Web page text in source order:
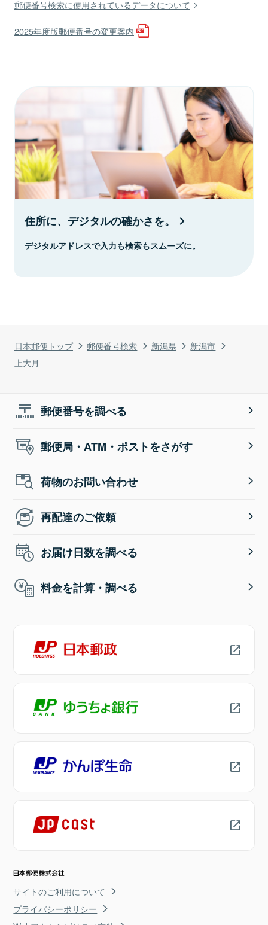
日本郵便トップ 郵便番号検索 新潟県
新潟市
上大月
郵便番号検索に使用されているデータについて
2025年度版郵便番号の変更案内
住所に、デジタルの確かさを。
デジタルアドレスで入力も検索もスムーズに。
郵便番号を調べる
郵便局・ATM・ポストをさがす
荷物のお問い合わせ
再配達のご依頼
お届け日数を調べる
料金を計算・調べる
サイトのご利用について
プライバシーポリシー